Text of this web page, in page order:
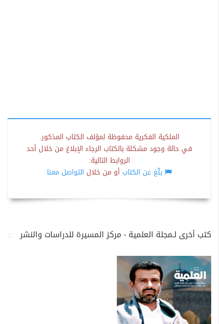
الملكية الفكرية محفوظة لمؤلف الكتاب المذكور.
في حالة وجود مشكلة بالكتاب الرجاء الإبلاغ من خلال أحد
الروابط التالية:
بلّغ عن الكتاب أو من خلال التواصل معنا
كتب أخرى لـمجلة العلمية - مركز المسيرة للدراسات والنشر